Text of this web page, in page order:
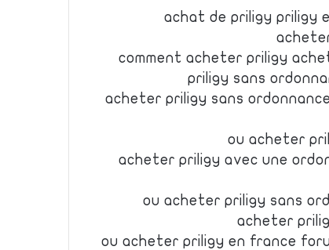
achat de priligy priligy
comment acheter priligy
priligy sans
acheter priligy sans
ou acheter
acheter priligy avec une
ou acheter priligy sans
acheter
ou acheter priligy en france